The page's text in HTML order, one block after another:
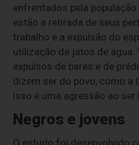
enfrentados pela
estão a retirada de seus
trabalho e a expulsão do
utilização de jatos de água.
expulsos de bares e de
dizem ser do povo, como a
isso é uma agressão ao ser
Negros e jovens